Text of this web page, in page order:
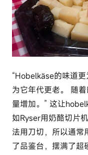
“Hobelkäse的味道
为它年代更老。 随
量增加。” 这让
如Ryser用奶酪切片
法用刀切，所以通常
了品鉴台，摆满了超